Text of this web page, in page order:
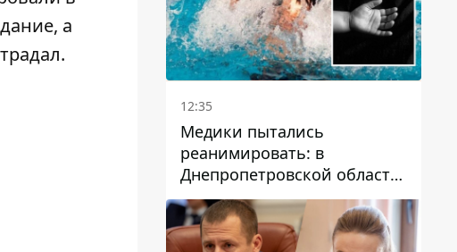
а
12:35
Медики пытались
реанимировать: в
Днепропетровской области
двухлетний мальчик утонул
в бассейне